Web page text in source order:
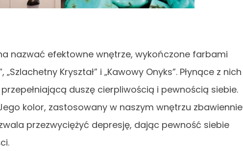
nazwać efektowne wnętrze, wykończone farbami
„Szlachetny Kryształ” i „Kawowy Onyks”. Płynące z nich
duszę cierpliwością i pewnością siebie.
kolor, zastosowany w naszym wnętrzu zbawiennie
przezwyciężyć depresję, dając pewność siebie